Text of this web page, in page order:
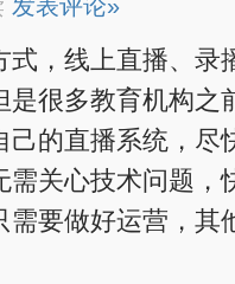
发表评论»
式，线上直播、录
很多教育机构之
的直播系统，尽
需关心技术问题，
要做好运营，其